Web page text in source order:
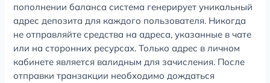
пополнении баланса система генерирует уникальный
адрес депозита для каждого пользователя. Никогда
не отправляйте средства на адреса, указанные в чате
или на сторонних ресурсах. Только адрес в личном
кабинете является валидным для зачисления. После
отправки транзакции необходимо дождаться